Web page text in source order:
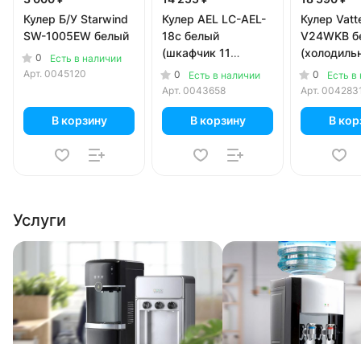
Кулер Б/У Starwind
SW-1005EW белый
0
Есть в наличии
Арт. 0045120
В корзину
Кулер AEL LC-AEL-
18c белый
(шкафчик 11
литров) с
компрессорным
0
Есть в наличии
Арт. 0043658
В корзину
Кулер
V24WKB
литров)
0
Есть в
Арт.
В
Услуги